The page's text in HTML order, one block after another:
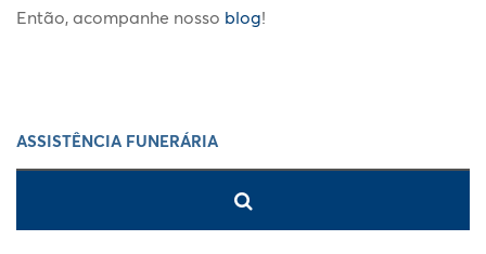
Então, acompanhe nosso blog!